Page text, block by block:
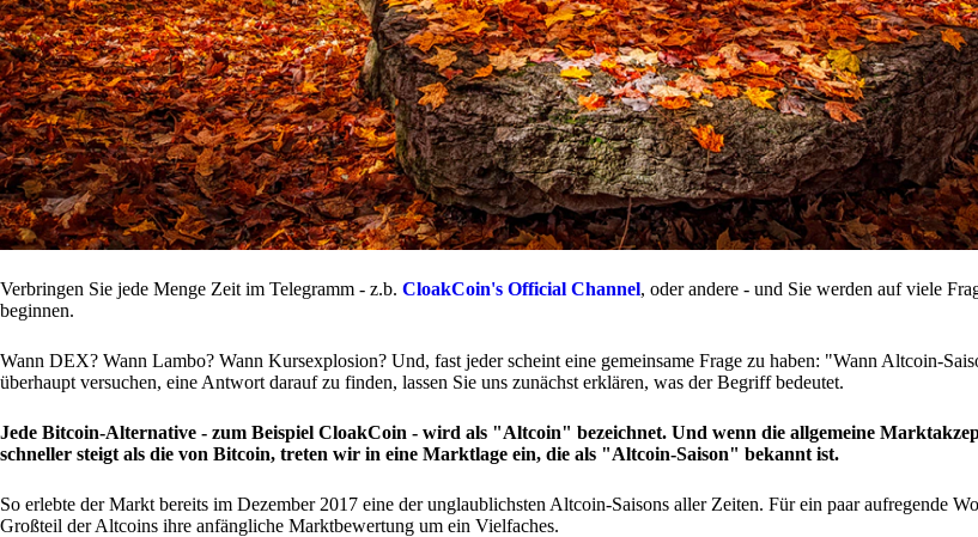
Verbringen Sie jede Menge Zeit im Telegramm - z.b. CloakCoin's Official Channel, oder andere - und Sie werden auf viele
beginnen.
Wann DEX? Wann Lambo? Wann Kursexplosion? Und, fast jeder scheint eine gemeinsame Frage zu haben: "Wann Altcoin-
überhaupt versuchen, eine Antwort darauf zu finden, lassen Sie uns zunächst erklären, was der Begriff bedeutet.
Jede Bitcoin-Alternative - zum Beispiel CloakCoin - wird als "Altcoin" bezeichnet. Und wenn die allgemeine
schneller steigt als die von Bitcoin, treten wir in eine Marktlage ein, die als "Altcoin-Saison" bekannt ist.
So erlebte der Markt bereits im Dezember 2017 eine der unglaublichsten Altcoin-Saisons aller Zeiten. Für ein paar aufregende
Großteil der Altcoins ihre anfängliche Marktbewertung um ein Vielfaches.